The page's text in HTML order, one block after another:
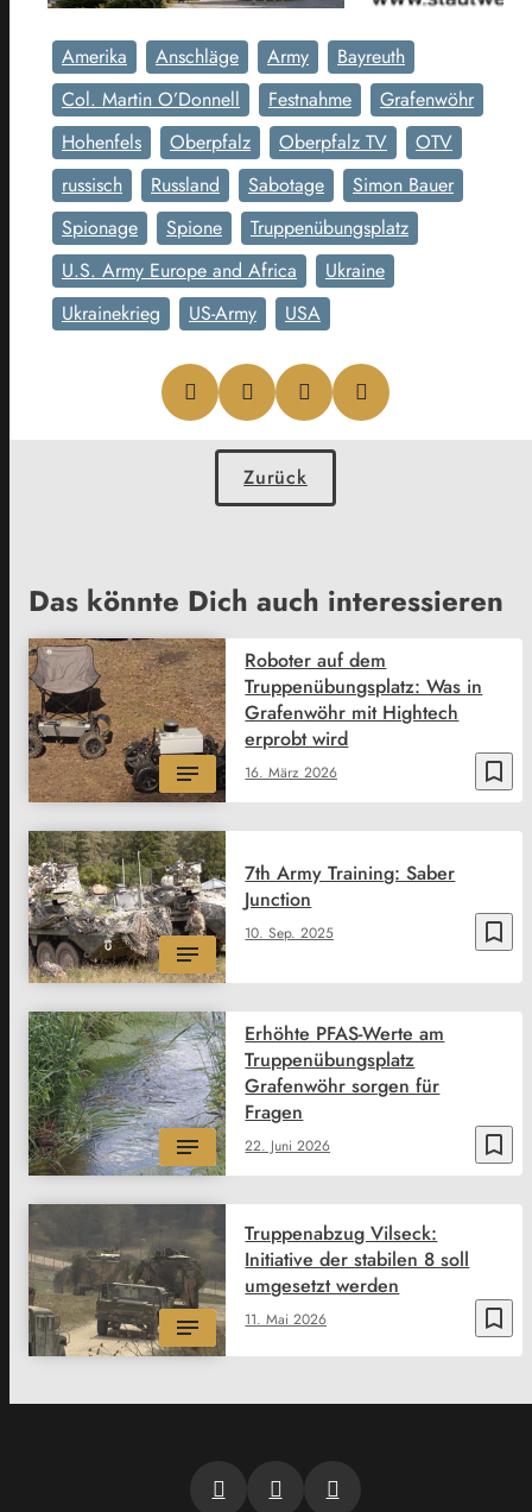
Amerika Anschläge Army
Bayreuth
Col. Martin O’Donnell
Festnahme
Grafenwöhr
Hohenfels
Oberpfalz Oberpfalz TV
OTV
russisch
Russland Sabotage
Simon Bauer
Spionage
Spione
Truppenübungsplatz
U.S. Army Europe and Africa
Ukraine
Ukrainekrieg
US-Army USA
Zurück
Das könnte Dich auch interessieren
bookmark_border
16. März 2026
Roboter auf dem
Truppenübungsplatz: Was in
Grafenwöhr mit Hightech
erprobt wird
bookmark_border
10. Sep. 2025
7th Army Training: Saber
Junction
bookmark_border
22. Juni 2026
Erhöhte PFAS-Werte am
Truppenübungsplatz
Grafenwöhr sorgen für
Fragen
bookmark_border
11. Mai 2026
Truppenabzug Vilseck:
Initiative der stabilen 8 soll
umgesetzt werden